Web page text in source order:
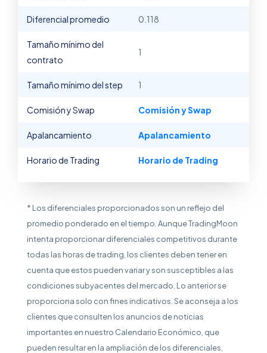
Diferencial promedio 0.118
Tamaño mínimo del
contrato
1
Tamaño mínimo del step 1
Comisión y Swap Comisión y Swap
Apalancamiento Apalancamiento
Horario de Trading Horario de Trading
* Los diferenciales proporcionados son un reflejo del
promedio ponderado en el tiempo. Aunque TradingMoon
intenta proporcionar diferenciales competitivos durante
todas las horas de trading, los clientes deben tener en
cuenta que estos pueden variar y son susceptibles a las
condiciones subyacentes del mercado. Lo anterior se
proporciona solo con fines indicativos. Se aconseja a los
clientes que consulten los anuncios de noticias
importantes en nuestro Calendario Económico, que
pueden resultar en la ampliación de los diferenciales,